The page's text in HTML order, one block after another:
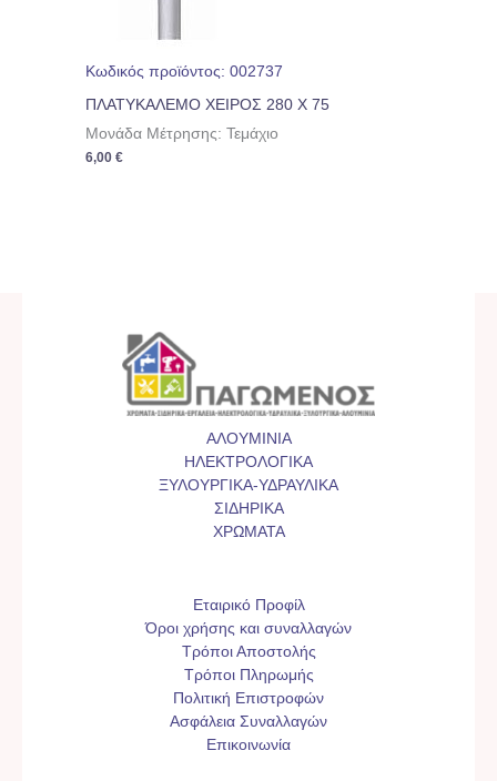
Κωδικός προϊόντος: 002737
ΠΛΑΤΥΚΑΛΕΜΟ ΧΕΙΡΟΣ 280 Χ 75
Μονάδα Μέτρησης: Τεμάχιο
6,00€
ΑΛΟΥΜΙΝΙΑ
ΗΛΕΚΤΡΟΛΟΓΙΚΑ
ΞΥΛΟΥΡΓΙΚΑ-ΥΔΡΑΥΛΙΚΑ
ΣΙΔΗΡΙΚΑ
ΧΡΩΜΑΤΑ
Εταιρικό Προφίλ
Όροι χρήσης και συναλλαγών
Τρόποι Αποστολής
Τρόποι Πληρωμής
Πολιτική Επιστροφών
Ασφάλεια Συναλλαγών
Επικοινωνία